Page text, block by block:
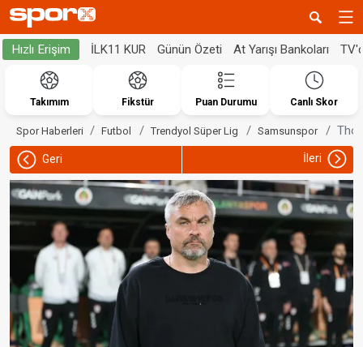
Hızlı Erişim İLK11 KUR Günün Özeti At Yarışı Bankoları
Takımım Fikstür Puan Durumu Canlı Skor
Spor Haberleri Futbol Trendyol Süper Lig Samsunspor
Geri İleri